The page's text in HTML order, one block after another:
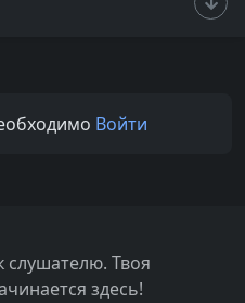
Войти
слушателю. Твоя
здесь!